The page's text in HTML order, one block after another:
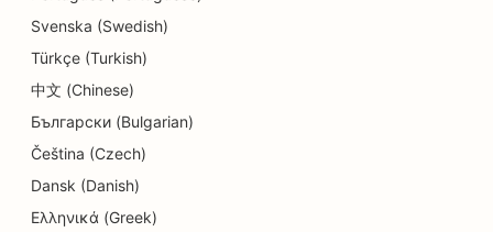
Svenska (Swedish)
Türkçe (Turkish)
中文 (Chinese)
Български (Bulgarian)
Čeština (Czech)
Dansk (Danish)
Ελληνικά (Greek)